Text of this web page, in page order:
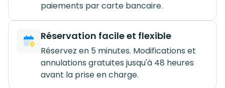
paiements par carte bancaire.
Réservation facile et flexible
Réservez en 5 minutes. Modifications et
annulations gratuites jusqu'à 48 heures
avant la prise en charge.